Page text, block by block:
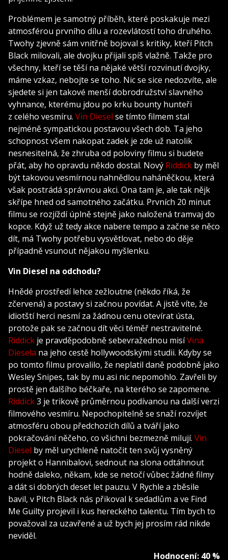
Problémem je samotný příběh, které poskakuje mezi
atmosférou prvního dílu a rozevlátostí toho druhého.
Twohy zjevně sám vnitřně bojoval s kritiky, kteří Pitch
Black milovali, ale dvojku přijali spíš vlažně. Takže pro
všechny, kteří se těší na nějaké větší rozvinutí dvojky,
máme vzkaz, nebojte se toho. Nic se sice nedozvíte, ale
sjedete si jen takové menší dobrodružství slavného
vyhnance, kterému jdou po krku bounty hunteři
z celého vesmíru. Vin Diesel se tímto filmem stal
nejméně sympatickou postavou všech dob. Ta jeho
schopnost všem nakopat zadek je zde už natolik
nesnesitelná, že zhruba od poloviny filmu si budete
přát, aby ho opravdu někdo dostal. Nový Riddick by měl
být takovou vesmírnou nahnědlou naháněčkou, která
však postrádá správnou akci. Ona tam je, ale tak nějk
skřípe hned od samotného začátku. Prvních 20 minut
filmu se rozjíždí úplně stejně jako naložená tramvaj do
kopce. Když už tedy akce nabere tempo a začne se něco
dít, má Twohy potřebu vysvětlovat, nebo do děje
případně vsunout nějakou myšlenku.
Vin Diesel na odchodu?
Hnědé prostředí lehce zežloutne (někdo říká, že
zčervená) a postavy si začnou povídat. A jistě víte, že
idiotští herci nesmí za žádnou cenu otevírat ústa,
protože pak se začnou dít věci téměř nestravitelné.
Riddick je pravděpodobně sebevražednou misíVina
Diesela na jeho cestě hollywoodskými studii. Kdyby se
po tomto filmu provalilo, že neplatil daně podobně jako
Wesley Snipes, tak by mu asi nic nepomohlo. Zavřeli by
prostě jen dalšího béčkaře, na kterého se zapomene.
Riddick3 je trikově průměrnou podívanou na další verzi
filmového vesmíru. Nepochopitelně se snaží rozvíjet
atmosféru obou předchozích dílů a tváří jako
pokračování něčeho, co všichni bezmezně milují. Vin
Diesel by měl urychleně natočit ten svůj vysněný
projekt o Hannibalovi, sednout na slona odtáhnout
hodně daleko, někam, kde se netočí vůbec žádné filmy
a dát si dobrých deset let pauzu. V Rychle a zběsile
bavil, v Pitch Black nás přikoval k sedadlům a ve Find
Me Guilty projevil i kus hereckého talentu. Tím bych to
považoval za uzavřené a už bych jej prosím rád nikde
neviděl.
Hodnocení: 40 %